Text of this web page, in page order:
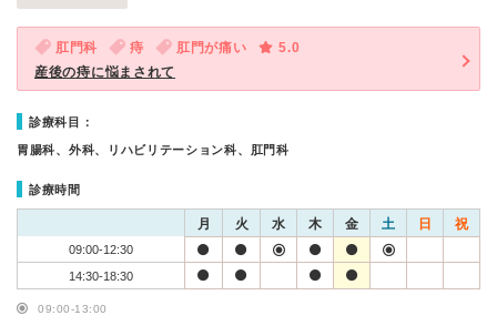
肛門科 痔 肛門が痛い
5.0
産後の痔に悩まされて
診療科目：
胃腸科、外科、リハビリテーション科、肛門科
診療時間
月 火 水 木 金 土 日 祝
09:00-12:30
14:30-18:30
09:00-13:00